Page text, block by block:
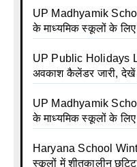
Basic School
Shiksha Parishad
Calendar List 2026
UP Madhyamik
के माध्यमिक स्कूलों के
Talika | UP
Madhyamik School
Holiday Calendar |
List 2026
UP Public Holidays
अवकाश कैलेंडर जारी, देखें
talika | Sarkari
Holidays Calendar
UP Madhyamik
के माध्यमिक स्कूलों के
Talika | Up
Madhyamik School
Haryana School
स्कूलों में शीतकालीन